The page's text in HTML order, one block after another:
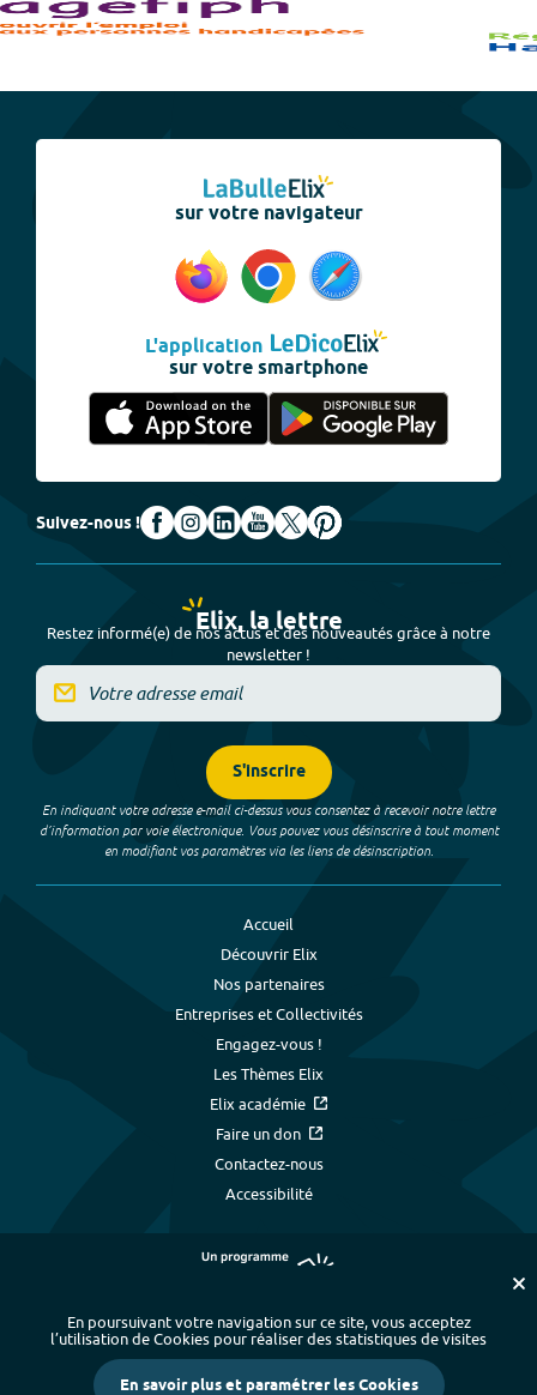
sur votre navigateur
L'application
sur votre smartphone
Suivez-nous !
Elix, la lettre
Restez informé(e) de nos actus et des nouveautés grâce à notre
newsletter !
S'inscrire
En indiquant votre adresse e-mail ci-dessus vous consentez à recevoir notre lettre
d’information par voie électronique. Vous pouvez vous désinscrire à tout moment
en modifiant vos paramètres via les liens de désinscription.
Accueil
Découvrir Elix
Nos partenaires
Entreprises et Collectivités
Engagez-vous !
Les Thèmes Elix
Elix académie
Faire un don
Contactez-nous
Accessibilité
Plan du site - Index alphabétique
-
Mentions légales et données personnelles
- Paramétrer les cookies
En poursuivant votre navigation sur ce site, vous acceptez
l’utilisation de Cookies pour réaliser des statistiques de visites
En savoir plus et paramétrer les Cookies